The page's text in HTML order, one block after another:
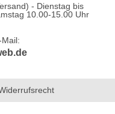
- Dienstag bis
10.00-15.00 Uhr